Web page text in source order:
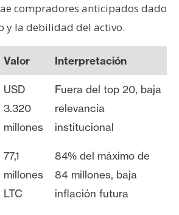
compradores anticipados dado
y la debilidad del activo.
Valor Interpretación
USD
3.320
millones
Fuera del top 20, baja
relevancia
institucional
77,1
millones
LTC
84% del máximo de
84 millones, baja
inflación futura